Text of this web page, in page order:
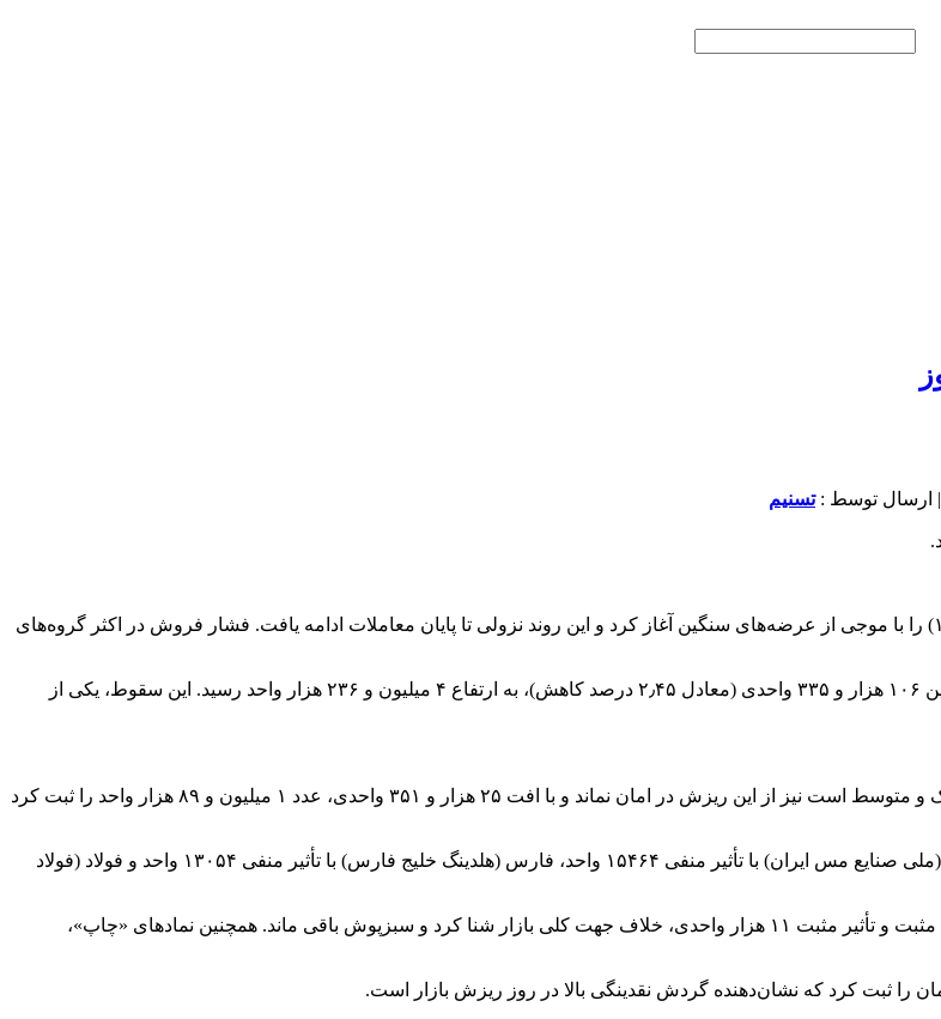
| ارسال توسط :تسنیم
به گزارش خبرنگار اقتصادی خبرگزاری تسنیم، بازار سرمایه امروز (شنبه ۵ بهمن ۱۴۰۴) را با موجی از عرضه‌های سنگین آغاز کرد و این روند نزولی تا پایان معاملات ادامه یافت. فشار فروش در اکثر گروه‌های
بر اساس آمارهای معاملاتی، شاخص کل بورس در پایان معاملات امروز با ریزش سنگین ۱۰۶ هزار و ۳۳۵ واحدی (معادل ۲٫۴۵ درصد کاهش)، به ارتفاع ۴ میلیون و ۲۳۶ هزار واحد رسید. این سقوط، یکی از
در سوی دیگر بازار، شاخص کل (هم‌وزن) که نماینده بهتری برای وضعیت نمادهای کوچک و متوسط است نیز از این ریزش در امان نماند و با افت ۲۵ هزار و ۳۵۱ واحدی، عدد ۱ میلیون و ۸۹ هزار واحد را ثبت کرد
در معاملات امروز، سه نماد شاخص‌ساز بیشترین تأثیر منفی را بر بازار گذاشتند: فملی (ملی صنایع مس ایران) با تأثیر منفی ۱۵۴۶۴ واحد، فارس (هلدینگ خلیج فارس) با تأثیر منفی ۱۳۰۵۴ واحد و فولاد (فولاد
در میان سرخی یکپارچه بازار، نماد «پارسان» (گسترش نفت و گاز پارسیان) با تحرکات مثبت و تأثیر مثبت ۱۱ هزار واحدی، خلاف جهت کلی بازار شنا کرد و سبزپوش باقی ماند. همچنین نمادهای «چاپ»،